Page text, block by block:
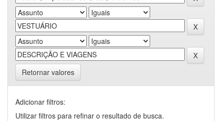
Retornar valores
Adicionar filtros:
Utilizar filtros para refinar o resultado de busca.